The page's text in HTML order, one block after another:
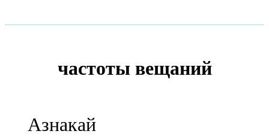
частоты вещаний
Азнакай